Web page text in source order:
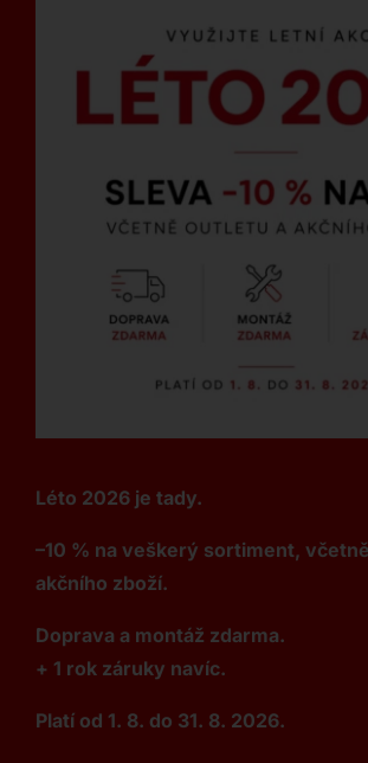
Léto 2026 je tady.
–10 % na veškerý sortiment,
akčního zboží.
Doprava a montáž zdarma.
+ 1 rok záruky navíc.
Platí od 1. 8. do 31. 8. 2026.